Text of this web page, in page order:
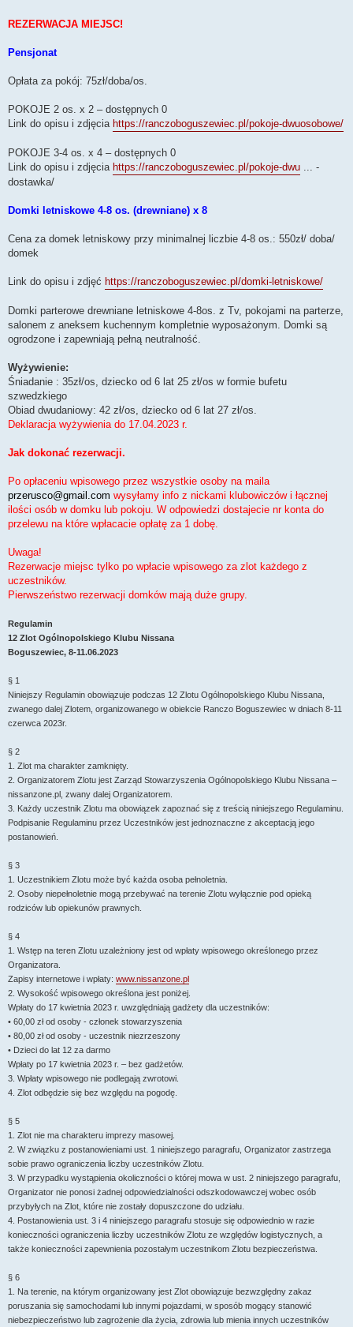
REZERWACJA MIEJSC!
Pensjonat
Opłata za pokój: 75zł/doba/os.
POKOJE 2 os. x 2 – dostępnych 0
Link do opisu i zdjęcia https://ranczoboguszewiec.pl/pokoje-dwuosobowe/
POKOJE 3-4 os. x 4 – dostępnych 0
Link do opisu i zdjęcia https://ranczoboguszewiec.pl/pokoje-dwu ... -
dostawka/
Domki letniskowe 4-8 os. (drewniane) x 8
Cena za domek letniskowy przy minimalnej liczbie 4-8 os.: 550zł/ doba/
domek
Link do opisu i zdjęć https://ranczoboguszewiec.pl/domki-letniskowe/
Domki parterowe drewniane letniskowe 4-8os. z Tv, pokojami na parterze,
salonem z aneksem kuchennym kompletnie wyposażonym. Domki są
ogrodzone i zapewniają pełną neutralność.
Wyżywienie:
Śniadanie : 35zł/os, dziecko od 6 lat 25 zł/os w formie bufetu
szwedzkiego
Obiad dwudaniowy: 42 zł/os, dziecko od 6 lat 27 zł/os.
Deklaracja wyżywienia do 17.04.2023 r.
Jak dokonać rezerwacji.
Po opłaceniu wpisowego przez wszystkie osoby na maila
przerusco@gmail.com wysyłamy info z nickami klubowiczów i łącznej
ilości osób w domku lub pokoju. W odpowiedzi dostajecie nr konta do
przelewu na które wpłacacie opłatę za 1 dobę.
Uwaga!
Rezerwacje miejsc tylko po wpłacie wpisowego za zlot każdego z
uczestników.
Pierwszeństwo rezerwacji domków mają duże grupy.
Regulamin
12 Zlot Ogólnopolskiego Klubu Nissana
Boguszewiec, 8-11.06.2023
§ 1
Niniejszy Regulamin obowiązuje podczas 12 Zlotu Ogólnopolskiego Klubu Nissana,
zwanego dalej Zlotem, organizowanego w obiekcie Ranczo Boguszewiec w dniach 8-11
czerwca 2023r.
§ 2
1. Zlot ma charakter zamknięty.
2. Organizatorem Zlotu jest Zarząd Stowarzyszenia Ogólnopolskiego Klubu Nissana –
nissanzone.pl, zwany dalej Organizatorem.
3. Każdy uczestnik Zlotu ma obowiązek zapoznać się z treścią niniejszego Regulaminu.
Podpisanie Regulaminu przez Uczestników jest jednoznaczne z akceptacją jego
postanowień.
§ 3
1. Uczestnikiem Zlotu może być każda osoba pełnoletnia.
2. Osoby niepełnoletnie mogą przebywać na terenie Zlotu wyłącznie pod opieką
rodziców lub opiekunów prawnych.
§ 4
1. Wstęp na teren Zlotu uzależniony jest od wpłaty wpisowego określonego przez
Organizatora.
Zapisy internetowe i wpłaty: www.nissanzone.pl
2. Wysokość wpisowego określona jest poniżej.
Wpłaty do 17 kwietnia 2023 r. uwzględniają gadżety dla uczestników:
• 60,00 zł od osoby - członek stowarzyszenia
• 80,00 zł od osoby - uczestnik niezrzeszony
• Dzieci do lat 12 za darmo
Wpłaty po 17 kwietnia 2023 r. – bez gadżetów.
3. Wpłaty wpisowego nie podlegają zwrotowi.
4. Zlot odbędzie się bez względu na pogodę.
§ 5
1. Zlot nie ma charakteru imprezy masowej.
2. W związku z postanowieniami ust. 1 niniejszego paragrafu, Organizator zastrzega
sobie prawo ograniczenia liczby uczestników Zlotu.
3. W przypadku wystąpienia okoliczności o której mowa w ust. 2 niniejszego paragrafu,
Organizator nie ponosi żadnej odpowiedzialności odszkodowawczej wobec osób
przybyłych na Zlot, które nie zostały dopuszczone do udziału.
4. Postanowienia ust. 3 i 4 niniejszego paragrafu stosuje się odpowiednio w razie
konieczności ograniczenia liczby uczestników Zlotu ze względów logistycznych, a
także konieczności zapewnienia pozostałym uczestnikom Zlotu bezpieczeństwa.
§ 6
1. Na terenie, na którym organizowany jest Zlot obowiązuje bezwzględny zakaz
poruszania się samochodami lub innymi pojazdami, w sposób mogący stanowić
niebezpieczeństwo lub zagrożenie dla życia, zdrowia lub mienia innych uczestników